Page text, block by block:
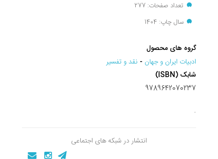
تعداد صفحات: 277
سال چاپ: 1404
گروه های محصول
ادبيات ايران و جهان - نقد و تفسير
شابک (ISBN)
9789642070237
.
انتشار در شبکه های اجتماعی